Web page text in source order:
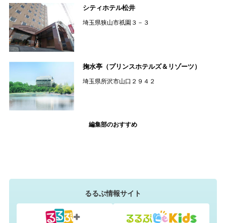
シティホテル松井
埼玉県狭山市祇園３－３
掬水亭（プリンスホテルズ＆リゾーツ）
埼玉県所沢市山口２９４２
編集部のおすすめ
るるぶ情報サイト